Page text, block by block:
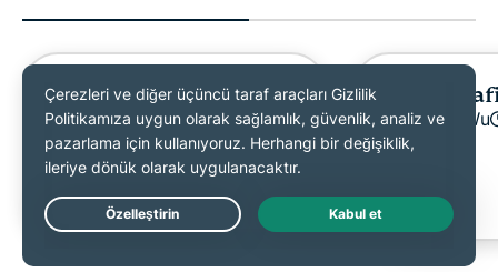
AES şifreleme nedir?
Michael Pedley
10 dakika
Raven Wu
Live Chat